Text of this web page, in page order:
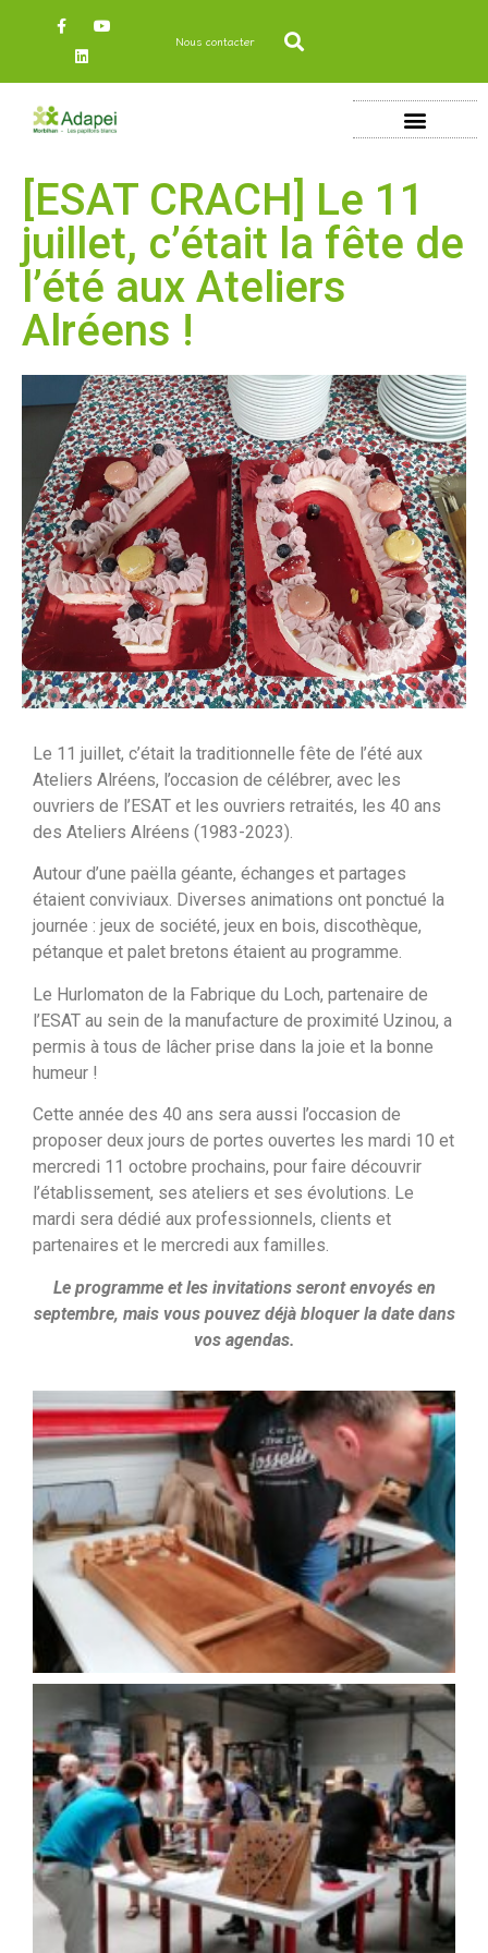
Nous contacter
[ESAT CRACH] Le 11
juillet, c’était la fête de
l’été aux Ateliers
Alréens !
Le 11 juillet, c’était la traditionnelle fête de l’été aux
Ateliers Alréens, l’occasion de célébrer, avec les
ouvriers de l’ESAT et les ouvriers retraités, les 40 ans
des Ateliers Alréens (1983-2023).
Autour d’une paëlla géante, échanges et partages
étaient conviviaux. Diverses animations ont ponctué la
journée : jeux de société, jeux en bois, discothèque,
pétanque et palet bretons étaient au programme.
Le Hurlomaton de la Fabrique du Loch, partenaire de
l’ESAT au sein de la manufacture de proximité Uzinou, a
permis à tous de lâcher prise dans la joie et la bonne
humeur !
Cette année des 40 ans sera aussi l’occasion de
proposer deux jours de portes ouvertes les mardi 10 et
mercredi 11 octobre prochains, pour faire découvrir
l’établissement, ses ateliers et ses évolutions. Le
mardi sera dédié aux professionnels, clients et
partenaires et le mercredi aux familles.
Le programme et les invitations seront envoyés en
septembre, mais vous pouvez déjà bloquer la date dans
vos agendas.